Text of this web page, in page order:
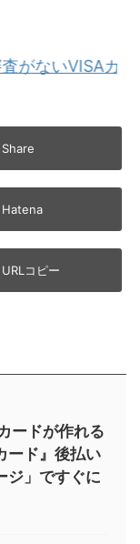
カード「バ
Share
Hatena
URLコピー
ードが作れる
ード』後払い
ジ」ですぐに